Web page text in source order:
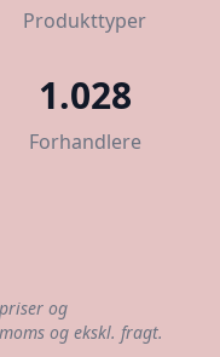
Produkttyper
1.028
Forhandlere
og
og ekskl. fragt.